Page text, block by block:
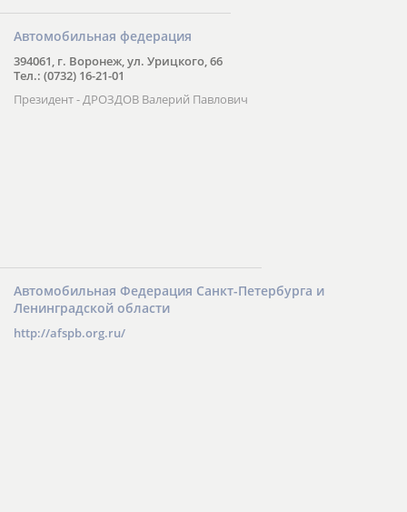
Автомобильная федерация
394061, г. Воронеж, ул. Урицкого, 66
Тел.: (0732) 16-21-01
Президент - ДРОЗДОВ Валерий Павлович
Автомобильная Федерация Санкт-Петербурга и
Ленинградской области
http://afspb.org.ru/